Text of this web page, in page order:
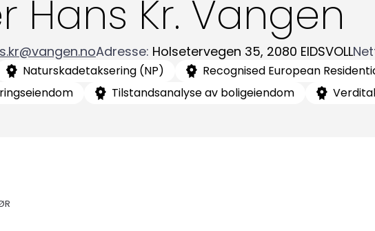
Hans Kr. Vangen
Adresse: Holsetervegen 35, 2080 EIDSVOLL
Naturskadetaksering (NP) Recognised European
Tilstandsanalyse av boligeiendom